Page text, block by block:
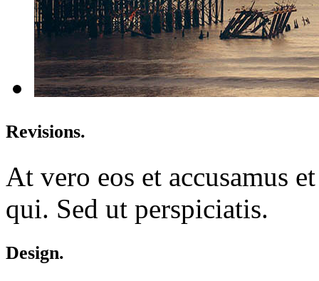
Revisions.
At vero eos et accusamus
qui. Sed ut perspiciatis.
Design.